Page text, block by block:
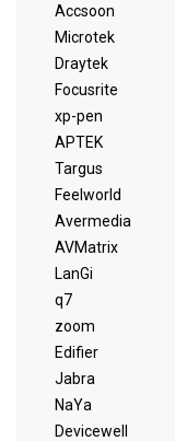
Accsoon
Microtek
Draytek
Focusrite
xp-pen
APTEK
Targus
Feelworld
Avermedia
AVMatrix
LanGi
q7
zoom
Edifier
Jabra
NaYa
Devicewell